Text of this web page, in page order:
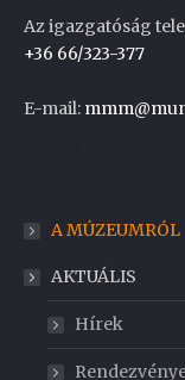
Az igazgatóság
+36 66/323-377
E-mail:
A MÚZEUMRÓL
AKTUÁLIS
Hírek